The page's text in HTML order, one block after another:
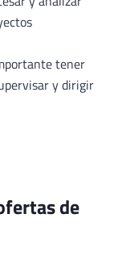
tener
y dirigir
de